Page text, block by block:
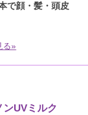
で顔・髪・頭皮
る»
ンUVミルク